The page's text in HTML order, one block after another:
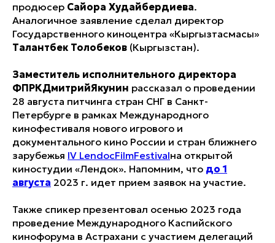
продюсер Сайора Худайбердиева.
Аналогичное заявление сделал директор
Государственного киноцентра «Кыргызтасмасы»
Талантбек Толобеков (Кыргызстан).
Заместитель исполнительного директора
ФПРКДмитрийЯкунин рассказал о проведении
28 августа питчинга стран СНГ в Санкт-
Петербурге в рамках Международного
кинофестиваля нового игрового и
документального кино России и стран ближнего
зарубежья IV LendocFilmFestivalна открытой
киностудии «Лендок». Напомним, что до 1
августа 2023 г. идет прием заявок на участие.
Также спикер презентовал осенью 2023 года
проведение Международного Каспийского
кинофорума в Астрахани с участием делегаций